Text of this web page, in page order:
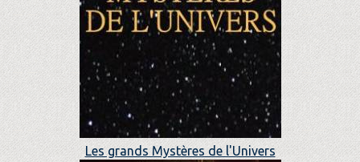
Les grands Mystères de l'Univers